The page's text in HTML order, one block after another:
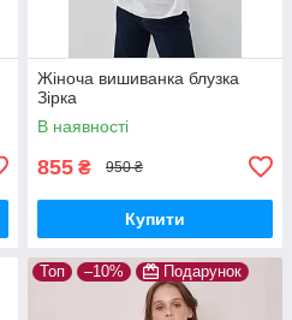
Жіноча вишиванка блузка
Зірка
В наявності
855 ₴ 950 ₴
Купити
Топ –10% Подарунок